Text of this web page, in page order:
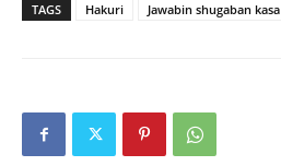
TAGS Hakuri Jawabin shugaban kasa